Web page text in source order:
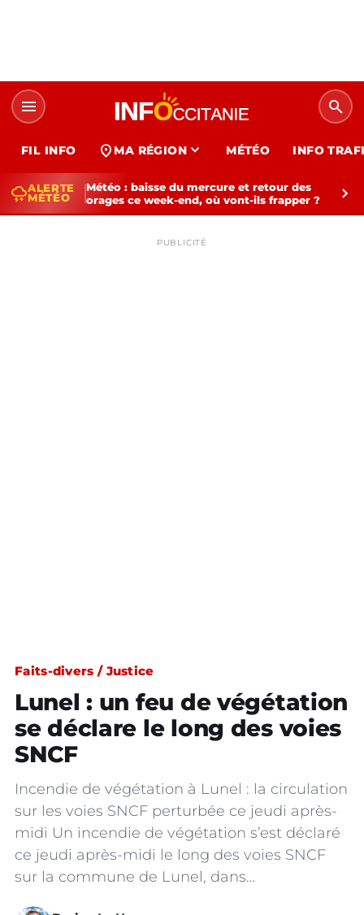
menu search
FIL INFO location_on MA RÉGION expand_more MÉTÉO INFO
thunderstormALERTE
MÉTÉO
Météo : baisse du mercure et retour des
orages ce week-end, où vont-ils frapper ?
chevron_right
PUBLICITÉ
Faits-divers / Justice
Lunel : un feu de végétation
se déclare le long des voies
SNCF
Incendie de végétation à Lunel : la circulation
sur les voies SNCF perturbée ce jeudi après-
midi Un incendie de végétation s’est déclaré
ce jeudi après-midi le long des voies SNCF
sur la commune de Lunel, dans…